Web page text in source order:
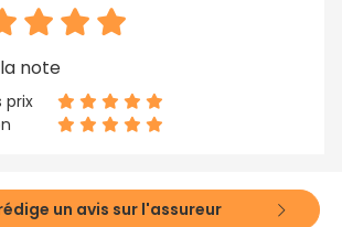
note
prix
un avis sur l'assureur